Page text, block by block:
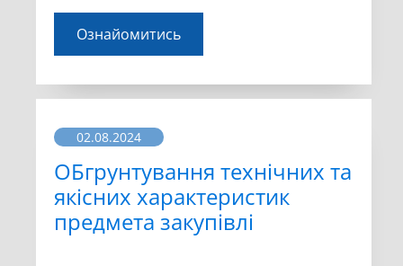
Ознайомитись
02.08.2024
ОБгрунтування технічних та
якісних характеристик
предмета закупівлі